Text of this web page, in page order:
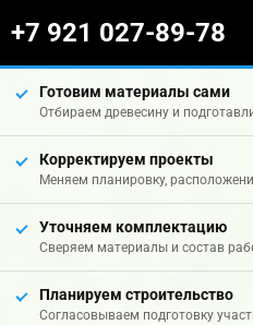
+7 921 027-89-78
Готовим материалы сами
Отбираем древесину и
Корректируем проекты
Меняем планировку,
Уточняем комплектацию
Сверяем материалы и состав
Планируем строительство
Согласовываем подготовку